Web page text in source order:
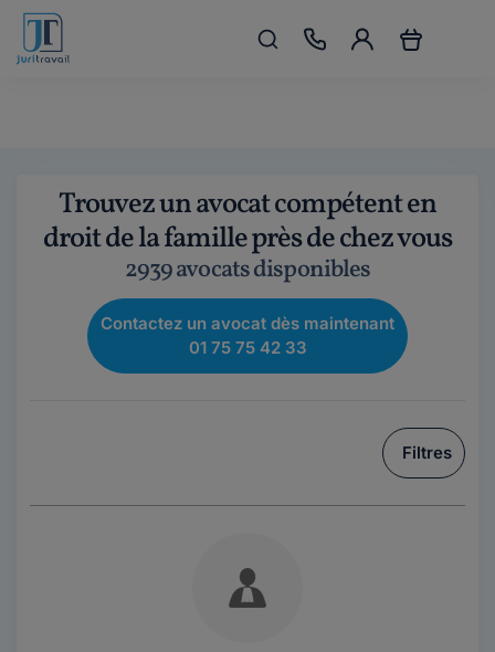
Trouvez un avocat compétent en
droit de la famille près de chez vous
2939 avocats disponibles
Contactez un avocat dès maintenant
01 75 75 42 33
Filtres